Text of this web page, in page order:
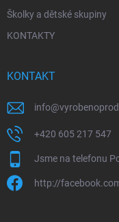
Školky a dětské skupiny
KONTAKTY
KONTAKT
info@
+420 605 217 547
Jsme na telefonu
http://